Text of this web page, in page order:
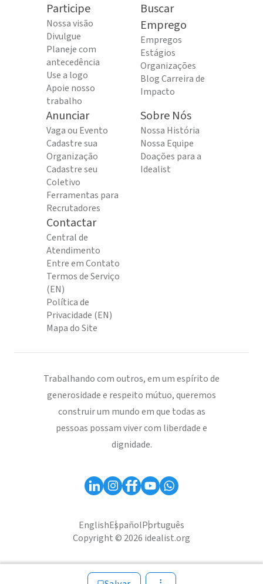
Participe
Nossa visão
Divulgue
Planeje com
antecedência
Use a logo
Apoie nosso
trabalho
Buscar
Emprego
Empregos
Estágios
Organizações
Blog Carreira de
Impacto
Anunciar
Vaga ou Evento
Cadastre sua
Organização
Cadastre seu
Coletivo
Ferramentas para
Recrutadores
Sobre Nós
Nossa História
Nossa Equipe
Doações para a
Idealist
Contactar
Central de
Atendimento
Entre em Contato
Termos de Serviço
(EN)
Política de
Privacidade (EN)
Mapa do Site
Trabalhando com outros, em um espírito de
generosidade e respeito mútuo, queremos
construir um mundo em que todas as
pessoas possam viver com liberdade e
dignidade.
EnglishEspañolPortuguês
Copyright © 2026 idealist.org